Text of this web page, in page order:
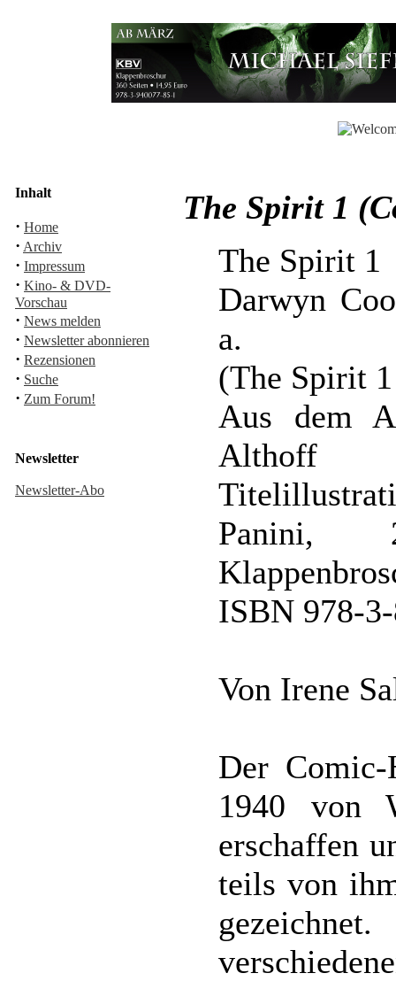
Inhalt
· Home
· Archiv
· Impressum
· Kino- & DVD-
Vorschau
· News melden
· Newsletter abonnieren
· Rezensionen
· Suche
· Zum Forum!
Newsletter
Newsletter-Abo
The Spirit 1
The Spirit 1
Darwyn
a.
(The Spirit
Aus dem
Althoff
Panini,
ISBN 978-
Von Irene
Der
1940 von
erschaffen
teils von